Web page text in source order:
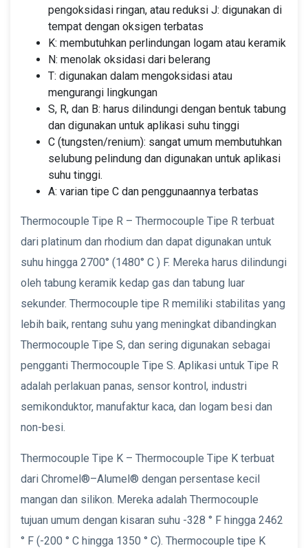
pengoksidasi ringan, atau reduksi J: digunakan di
tempat dengan oksigen terbatas
K: membutuhkan perlindungan logam atau keramik
N: menolak oksidasi dari belerang
T: digunakan dalam mengoksidasi atau
mengurangi lingkungan
S, R, dan B: harus dilindungi dengan bentuk tabung
dan digunakan untuk aplikasi suhu tinggi
C (tungsten/renium): sangat umum membutuhkan
selubung pelindung dan digunakan untuk aplikasi
suhu tinggi.
A: varian tipe C dan penggunaannya terbatas
Thermocouple Tipe R – Thermocouple Tipe R terbuat
dari platinum dan rhodium dan dapat digunakan untuk
suhu hingga 2700° (1480° C ) F. Mereka harus dilindungi
oleh tabung keramik kedap gas dan tabung luar
sekunder. Thermocouple tipe R memiliki stabilitas yang
lebih baik, rentang suhu yang meningkat dibandingkan
Thermocouple Tipe S, dan sering digunakan sebagai
pengganti Thermocouple Tipe S. Aplikasi untuk Tipe R
adalah perlakuan panas, sensor kontrol, industri
semikonduktor, manufaktur kaca, dan logam besi dan
non-besi.
Thermocouple Tipe K – Thermocouple Tipe K terbuat
dari Chromel®–Alumel® dengan persentase kecil
mangan dan silikon. Mereka adalah Thermocouple
tujuan umum dengan kisaran suhu -328 ° F hingga 2462
° F (-200 ° C hingga 1350 ° C). Thermocouple tipe K